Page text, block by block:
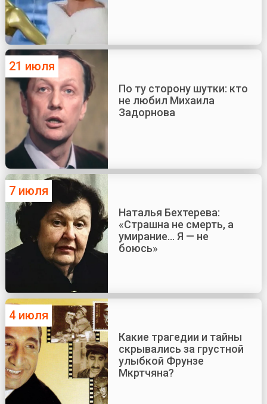
21 июля
По ту сторону шутки: кто
не любил Михаила
Задорнова
7 июля
Наталья Бехтерева:
«Страшна не смерть, а
умирание... Я — не
боюсь»
4 июля
Какие трагедии и тайны
скрывались за грустной
улыбкой Фрунзе
Мкртчяна?